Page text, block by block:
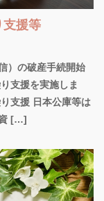
支援等
）の破産手続開始
支援を実施しま
支援 日本公庫等は
資 […]